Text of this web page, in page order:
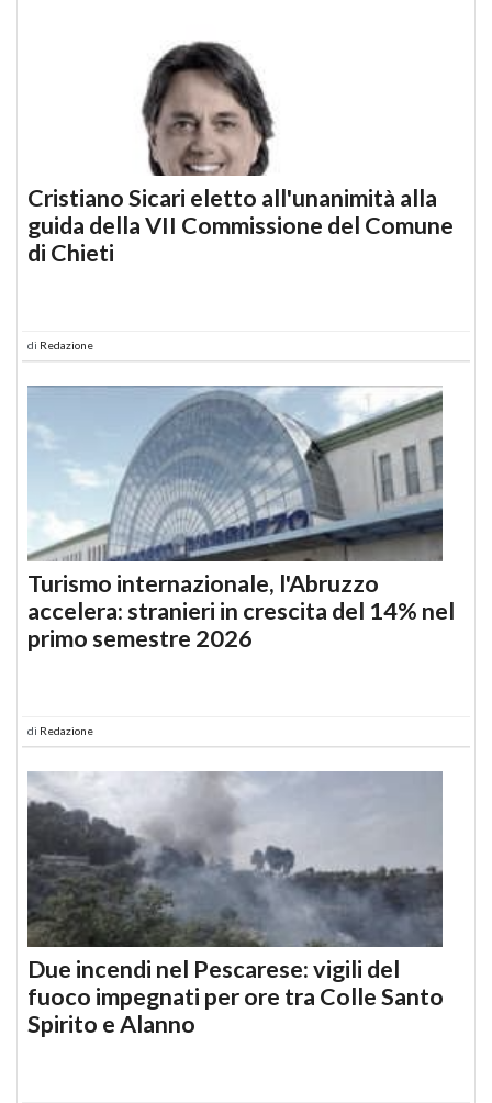
Cristiano Sicari eletto all'unanimità alla
guida della VII Commissione del Comune
di Chieti
di Redazione
Turismo internazionale, l'Abruzzo
accelera: stranieri in crescita del 14% nel
primo semestre 2026
di Redazione
Due incendi nel Pescarese: vigili del
fuoco impegnati per ore tra Colle Santo
Spirito e Alanno